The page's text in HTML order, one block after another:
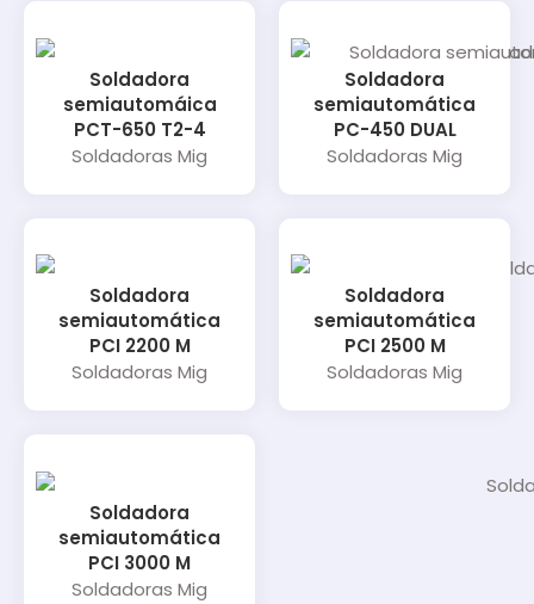
Soldadora
semiautomáica
PCT-650 T2-4
Soldadoras Mig
Soldadora
semiautomática
PC-450 DUAL
Soldadoras Mig
Soldadora
semiautomática
PCI 2200 M
Soldadoras Mig
Soldadora
semiautomática
PCI 2500 M
Soldadoras Mig
Soldadora
semiautomática
PCI 3000 M
Soldadoras Mig